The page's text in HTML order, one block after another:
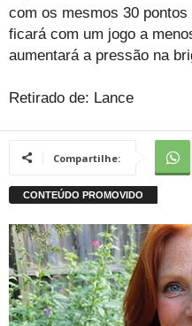
com os mesmos 30
ficará com um jogo a
aumentará a pressão na
Retirado de: Lance
Compartilhe: